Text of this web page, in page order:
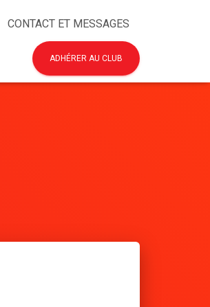
CONTACT ET MESSAGES
ADHÉRER AU CLUB